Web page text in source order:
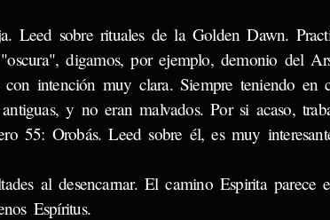
Leed sobre rituales de la Golden Dawn.
digamos, por ejemplo, demonio del
intención muy clara. Siempre teniendo en
y no eran malvados. Por si acaso,
55: Orobás. Leed sobre él, es muy
al desencarnar. El camino Espirita parece
Espíritus.